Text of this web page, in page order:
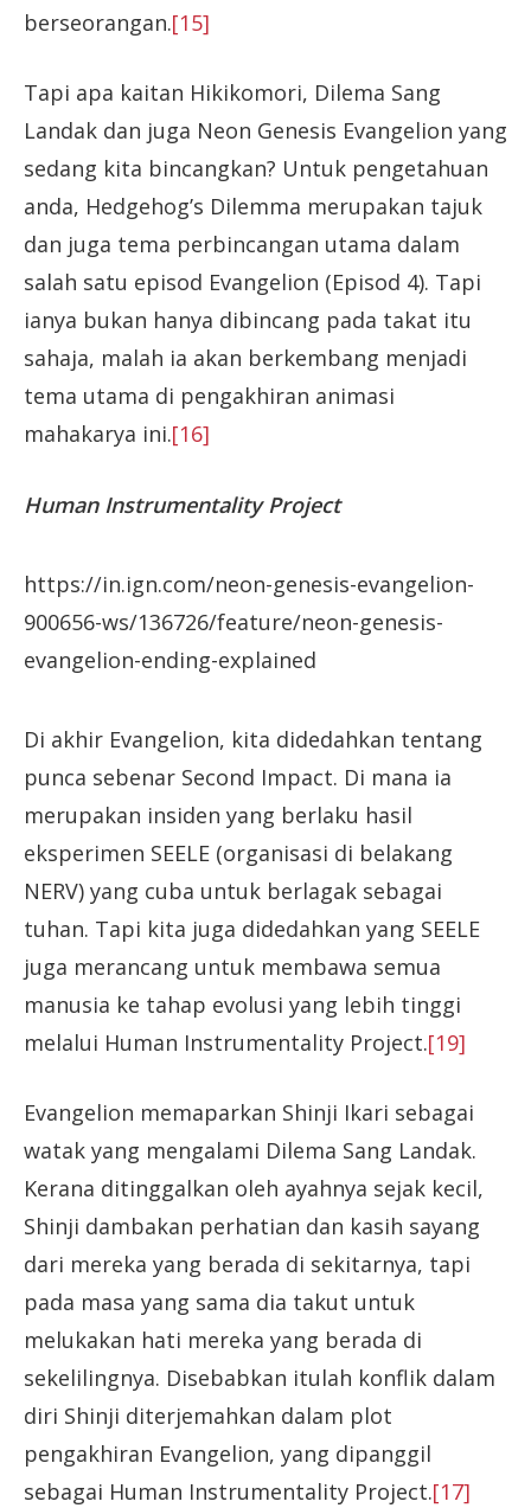
berseorangan.[15]
Tapi apa kaitan Hikikomori, Dilema Sang
Landak dan juga Neon Genesis Evangelion yang
sedang kita bincangkan? Untuk pengetahuan
anda, Hedgehog’s Dilemma merupakan tajuk
dan juga tema perbincangan utama dalam
salah satu episod Evangelion (Episod 4). Tapi
ianya bukan hanya dibincang pada takat itu
sahaja, malah ia akan berkembang menjadi
tema utama di pengakhiran animasi
mahakarya ini.[16]
Human Instrumentality Project
https://in.ign.com/neon-genesis-evangelion-
900656-ws/136726/feature/neon-genesis-
evangelion-ending-explained
Di akhir Evangelion, kita didedahkan tentang
punca sebenar Second Impact. Di mana ia
merupakan insiden yang berlaku hasil
eksperimen SEELE (organisasi di belakang
NERV) yang cuba untuk berlagak sebagai
tuhan. Tapi kita juga didedahkan yang SEELE
juga merancang untuk membawa semua
manusia ke tahap evolusi yang lebih tinggi
melalui Human Instrumentality Project.[19]
Evangelion memaparkan Shinji Ikari sebagai
watak yang mengalami Dilema Sang Landak.
Kerana ditinggalkan oleh ayahnya sejak kecil,
Shinji dambakan perhatian dan kasih sayang
dari mereka yang berada di sekitarnya, tapi
pada masa yang sama dia takut untuk
melukakan hati mereka yang berada di
sekelilingnya. Disebabkan itulah konflik dalam
diri Shinji diterjemahkan dalam plot
pengakhiran Evangelion, yang dipanggil
sebagai Human Instrumentality Project.[17]